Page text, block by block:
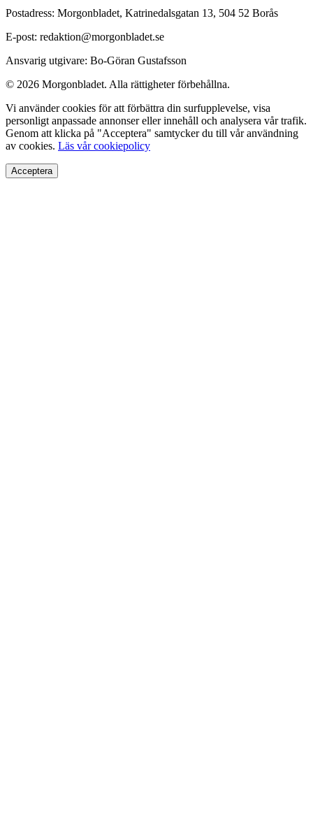
Postadress: Morgonbladet, Katrinedalsgatan 13, 504 52 Borås
E-post: redaktion@morgonbladet.se
Ansvarig utgivare: Bo-Göran Gustafsson
© 2026 Morgonbladet. Alla rättigheter förbehållna.
Vi använder cookies för att förbättra din surfupplevelse, visa
personligt anpassade annonser eller innehåll och analysera vår trafik.
Genom att klicka på "Acceptera" samtycker du till vår användning
av cookies. Läs vår cookiepolicy
Acceptera